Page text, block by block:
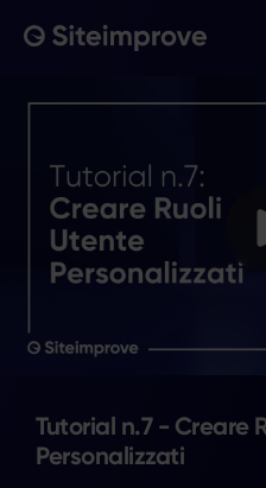
Tutorial n.7 - Creare
Personalizzati